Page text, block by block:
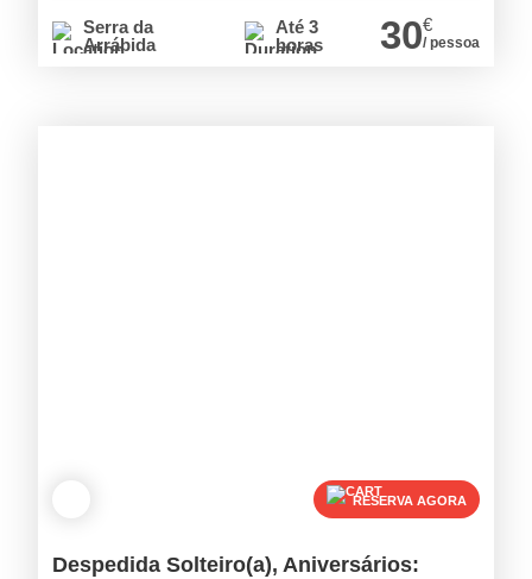
Serra da
Arrábida
Até 3
horas
30€
/ pessoa
RESERVA AGORA
Despedida Solteiro(a), Aniversários: